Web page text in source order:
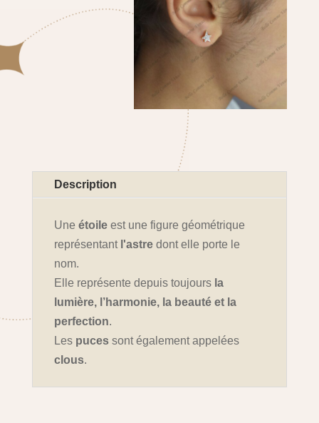
Description
Une étoileest une figure géométrique
représentant l'astredont elle porte le
nom.
Elle représente depuis toujours la
lumière, l’harmonie, la beauté et la
perfection.
Les pucessont également appelées
clous.